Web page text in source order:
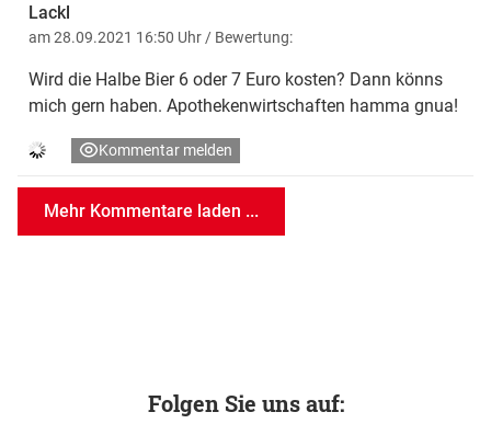
Lackl
am 28.09.2021 16:50 Uhr / Bewertung:
Wird die Halbe Bier 6 oder 7 Euro kosten? Dann könns
mich gern haben. Apothekenwirtschaften hamma gnua!
Kommentar melden
Mehr Kommentare laden ...
Folgen Sie uns auf: